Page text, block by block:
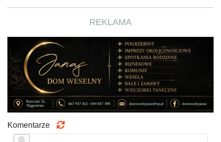
REKLAMA
Komentarze